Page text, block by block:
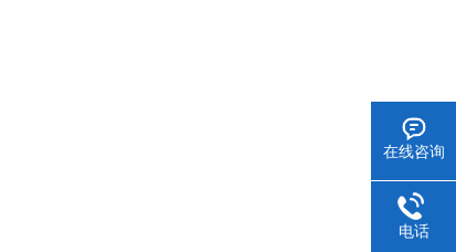
在线咨询
电话